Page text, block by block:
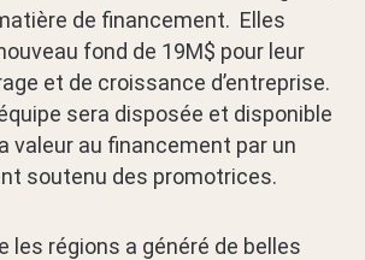
de financement. Elles
fond de 19M$ pour leur
et de croissance d’entreprise.
sera disposée et disponible
valeur au financement par un
soutenu des promotrices.
les régions a généré de belles